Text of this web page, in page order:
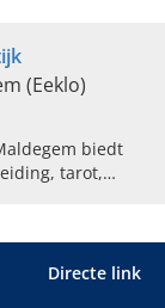
(Eeklo)
biedt
tarot,
Directe link